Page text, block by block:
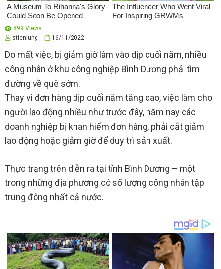
899 Views
stienlung
16/11/2022
Do mất việc, bị giảm giờ làm vào dịp cuối năm, nhiều
công nhân ở khu công nghiệp Bình Dương phải tìm
đường về quê sớm.
Thay vì đơn hàng dịp cuối năm tăng cao, việc làm cho
người lao động nhiều như trước đây, năm nay các
doanh nghiệp bị khan hiếm đơn hàng, phải cắt giảm
lao động hoặc giảm giờ để duy trì sản xuất.
Thực trạng trên diễn ra tại tỉnh Bình Dương – một
trong những địa phương có số lượng công nhân tập
trung đông nhất cả nước.